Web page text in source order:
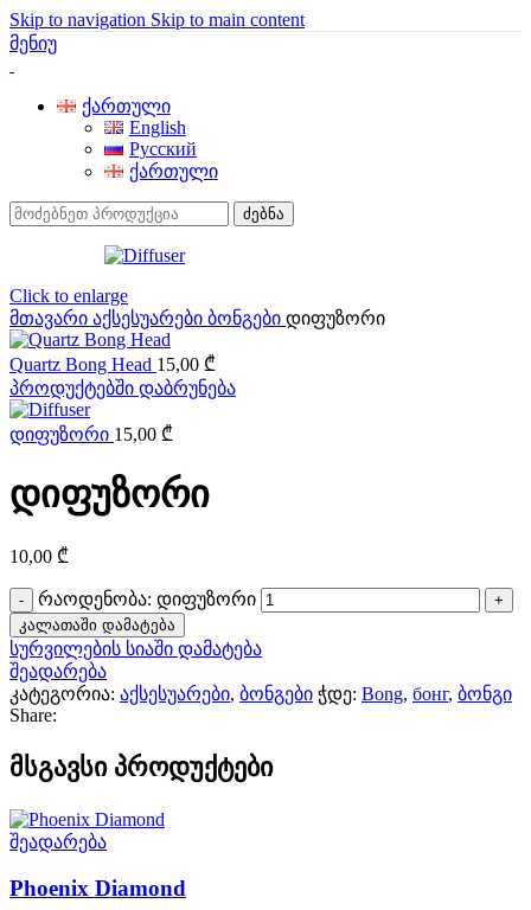
Skip to navigation Skip to main content
მენიუ
ქართული
English
Русский
ქართული
ძებნა
Click to enlarge
მთავარი აქსესუარები ბონგები დიფუზორი
Quartz Bong Head 15,00 ₾
პროდუქტებში დაბრუნება
დიფუზორი 15,00 ₾
დიფუზორი
10,00 ₾
რაოდენობა: დიფუზორი
კალათაში დამატება
სურვილების სიაში დამატება
შეადარება
კატეგორია: აქსესუარები, ბონგები ჭდე: Bong, бонг, ბონგი
Share:
მსგავსი პროდუქტები
შეადარება
Phoenix Diamond